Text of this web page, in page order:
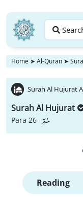
Home ➤ Al-Quran ➤
Surah Al Hujurat
Surah Al Hujurat
Para 26 -حٰمٓ
Reading